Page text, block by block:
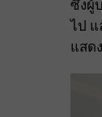
ซึ่งผู้
ไป
แสด